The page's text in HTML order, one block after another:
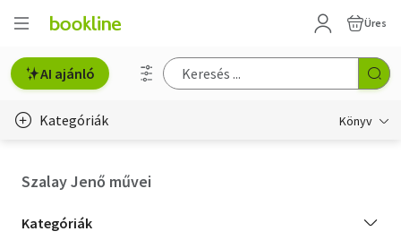
Üres
AI ajánló
Kategóriák Könyv
Szalay Jenő művei
Kategória
Kategóriák